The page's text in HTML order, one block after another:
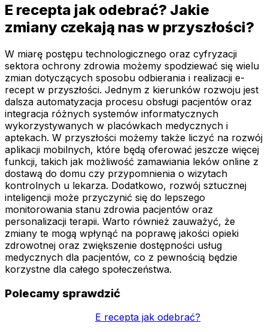
E recepta jak odebrać? Jakie
zmiany czekają nas w przyszłości?
W miarę postępu technologicznego oraz cyfryzacji
sektora ochrony zdrowia możemy spodziewać się wielu
zmian dotyczących sposobu odbierania i realizacji e-
recept w przyszłości. Jednym z kierunków rozwoju jest
dalsza automatyzacja procesu obsługi pacjentów oraz
integracja różnych systemów informatycznych
wykorzystywanych w placówkach medycznych i
aptekach. W przyszłości możemy także liczyć na rozwój
aplikacji mobilnych, które będą oferować jeszcze więcej
funkcji, takich jak możliwość zamawiania leków online z
dostawą do domu czy przypomnienia o wizytach
kontrolnych u lekarza. Dodatkowo, rozwój sztucznej
inteligencji może przyczynić się do lepszego
monitorowania stanu zdrowia pacjentów oraz
personalizacji terapii. Warto również zauważyć, że
zmiany te mogą wpłynąć na poprawę jakości opieki
zdrowotnej oraz zwiększenie dostępności usług
medycznych dla pacjentów, co z pewnością będzie
korzystne dla całego społeczeństwa.
Polecamy sprawdzić
E recepta jak odebrać?